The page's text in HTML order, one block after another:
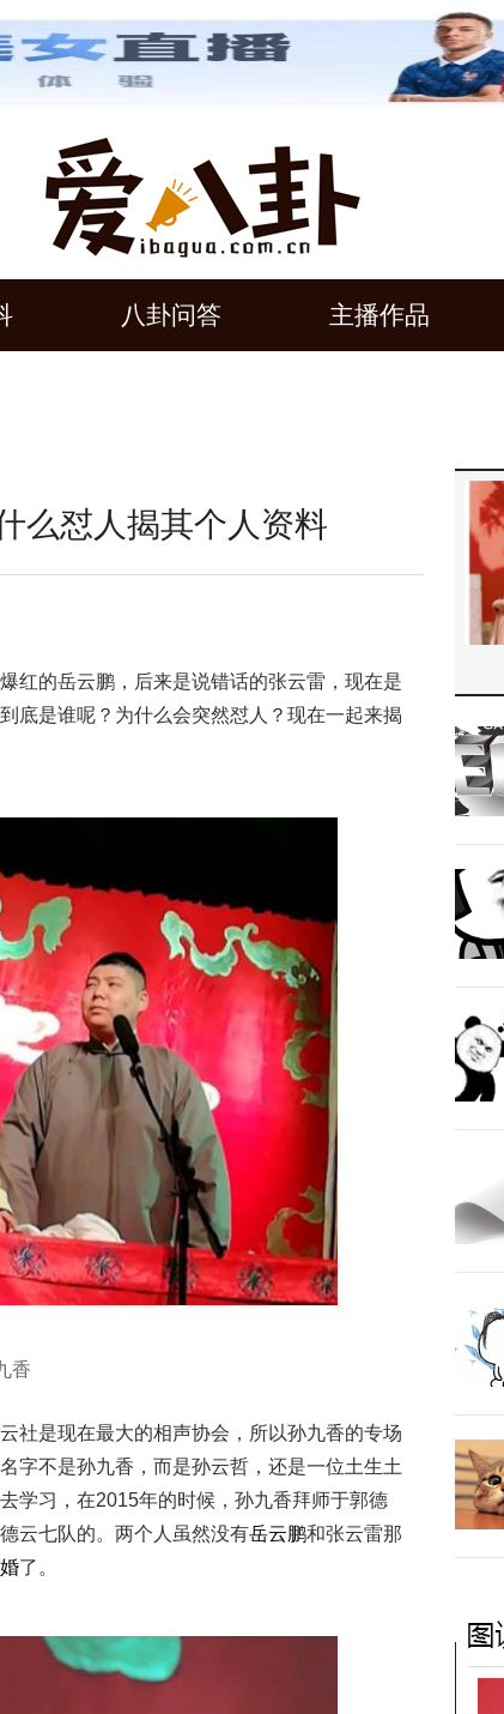
八卦问答 主播作品
么怼人揭其个人资料
红的岳云鹏，后来是说错话的张云雷，现在是
底是谁呢？为什么会突然怼人？现在一起来揭
香
社是现在最大的相声协会，所以孙九香的专场
字不是孙九香，而是孙云哲，还是一位土生土
学习，在2015年的时候，孙九香拜师于郭德
云七队的。两个人虽然没有岳云鹏和张云雷那
了。